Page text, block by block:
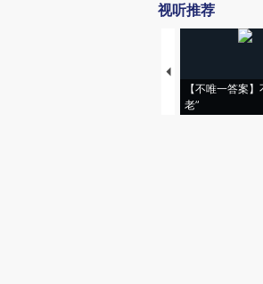
视听推荐
【不唯一答案
老”